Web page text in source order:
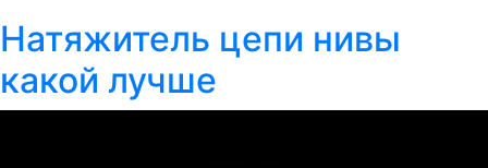
Натяжитель цепи нивы
какой лучше